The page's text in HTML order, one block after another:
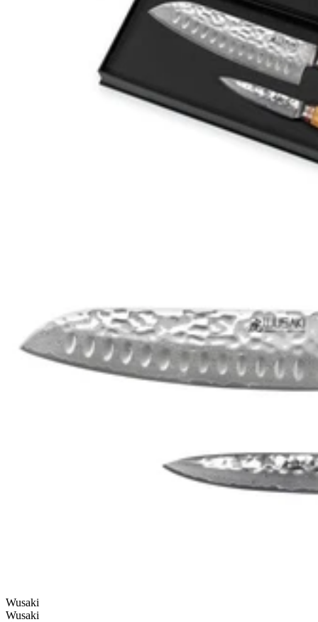
Wusaki
Wusaki